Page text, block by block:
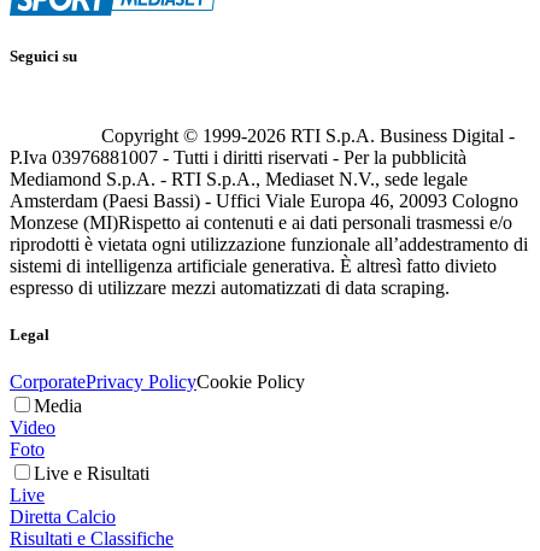
Seguici su
Copyright © 1999-2026 RTI S.p.A. Business Digital -
P.Iva 03976881007 - Tutti i diritti riservati - Per la pubblicità
Mediamond S.p.A. - RTI S.p.A., Mediaset N.V., sede legale
Amsterdam (Paesi Bassi) - Uffici Viale Europa 46, 20093 Cologno
Monzese (MI)Rispetto ai contenuti e ai dati personali trasmessi e/o
riprodotti è vietata ogni utilizzazione funzionale all’addestramento di
sistemi di intelligenza artificiale generativa. È altresì fatto divieto
espresso di utilizzare mezzi automatizzati di data scraping.
Legal
CorporatePrivacy PolicyCookie Policy
Media
Video
Foto
Live e Risultati
Live
Diretta Calcio
Risultati e Classifiche